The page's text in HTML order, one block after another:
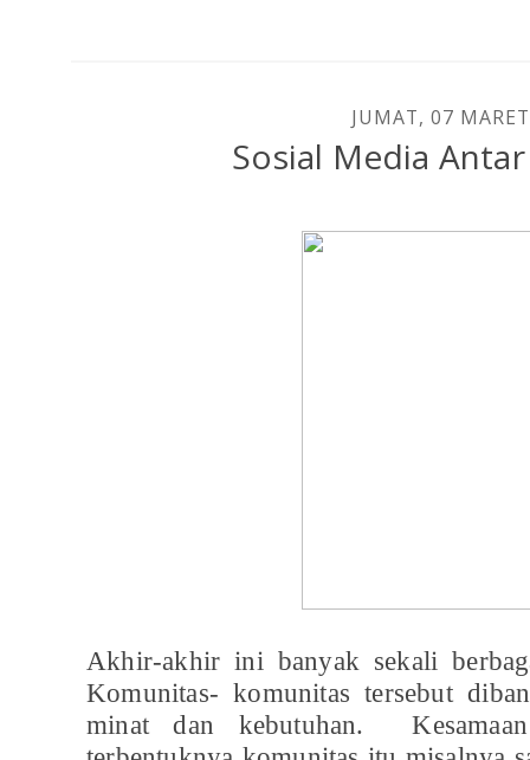
JUMAT, 07
Sosial Media
Akhir-akhir ini banyak sekali
Komunitas- komunitas tersebut
minat dan kebutuhan.